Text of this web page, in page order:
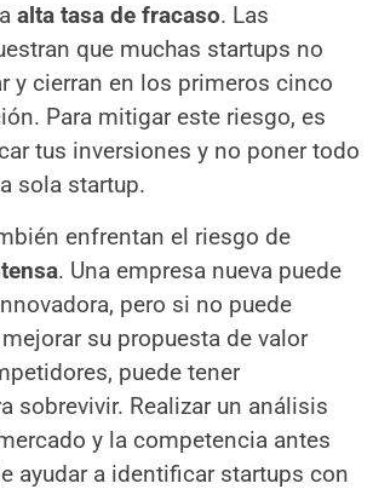
alta tasa de fracaso. Las
que muchas startups no
y cierran en los primeros cinco
Para mitigar este riesgo, es
tus inversiones y no poner todo
sola startup.
enfrentan el riesgo de
. Una empresa nueva puede
pero si no puede
su propuesta de valor
puede tener
sobrevivir. Realizar un análisis
y la competencia antes
ayudar a identificar startups con